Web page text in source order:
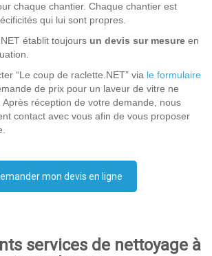
chaque chantier. Chaque chantier est
qui lui sont propres.
établit toujours un devis sur mesure en
“Le coup de raclette.NET” via le formulaire
de prix pour un laveur de vitre ne
réception de votre demande, nous
contact avec vous afin de vous proposer
mon devis en ligne
services de nettoyage à